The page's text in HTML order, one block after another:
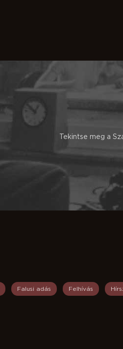
Tekintse meg a
Falusi adás Felhívás